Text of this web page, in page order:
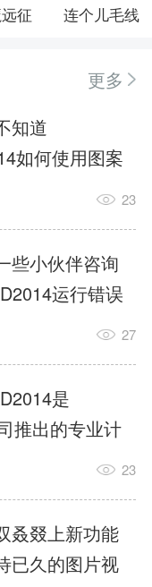
征 连个儿毛线
更多
道
如何使用图案
们带来的文章
内容，还有不
小编一起去学
打开
这款软件，进
的操作界
：2.在该界面内
如图所示：3.
23
小伙伴咨询
运行错误
为大家带来了
，有需要的小
解了解哦。1.打
选择
。2.
的
完毕。3.选择添
27
是
推出的专业计
（CAD）软
装等多个工程
作为行业标准
提供了强大的
23
叕上新功能
已久的图片视